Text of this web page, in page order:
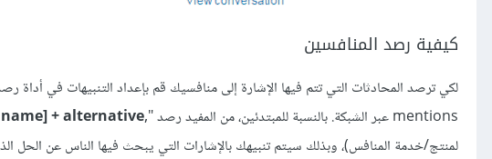
كيفية رصد المنافسين
لكي ترصد المحادثات التي تتم فيها الإشارة إلى منافسيك قم بإعداد التنبيهات في أداة
mentions عبر الشبكة. بالنسبة للمبتدئين، من المفيد رصد "
,competitor name] + alternative]
لمنتج/خدمة المنافس)، وبذلك سيتم تنبيهك بالإشارات التي يبحث فيها الناس عن الحل